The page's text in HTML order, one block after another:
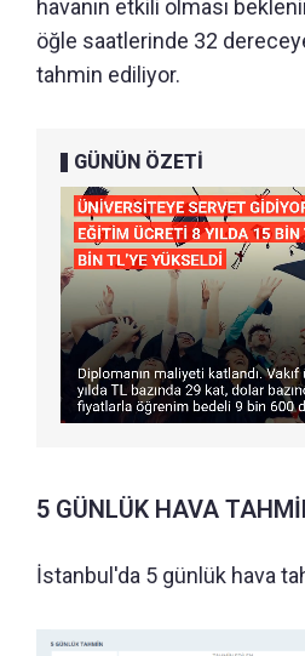
havanın etkili olması
öğle saatlerinde 32
tahmin ediliyor.
GÜNÜN ÖZETİ
5 GÜNLÜK HAVA
İstanbul'da 5 günlük hava